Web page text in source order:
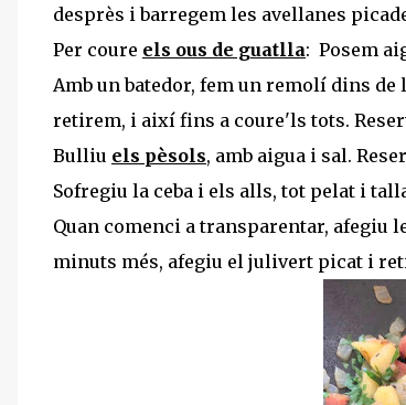
desprès i barregem les avellanes
Per coure els ous de guatlla: Posem
Amb un batedor, fem un remolí dins de
retirem, i així fins a coure'ls tots.
Bulliu els pèsols, amb aigua i sal.
Sofregiu la ceba i els alls, tot pelat i
Quan comenci a transparentar, afegiu
minuts més, afegiu el julivert picat i